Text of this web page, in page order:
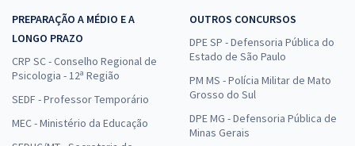
PREPARAÇÃO A MÉDIO E A
LONGO PRAZO
CRP SC - Conselho Regional de
Psicologia - 12ª Região
SEDF - Professor Temporário
MEC - Ministério da Educação
OUTROS CONCURSOS
DPE SP - Defensoria Pública do
Estado de São Paulo
PM MS - Polícia Militar de Mato
Grosso do Sul
DPE MG - Defensoria Pública de
Minas Gerais